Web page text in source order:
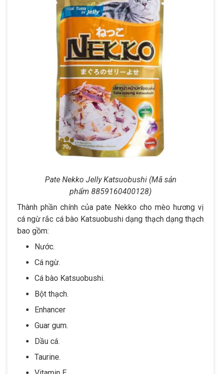
Pate Nekko Jelly Katsuobushi (Mã sản
phẩm 8859160400128)
Thành phần chính của pate Nekko cho mèo hương vị
cá ngừ rắc cá bào Katsuobushi dạng thạch dạng thạch
bao gồm:
Nước.
Cá ngừ.
Cá bào Katsuobushi.
Bột thạch.
Enhancer
Guar gum.
Dầu cá.
Taurine.